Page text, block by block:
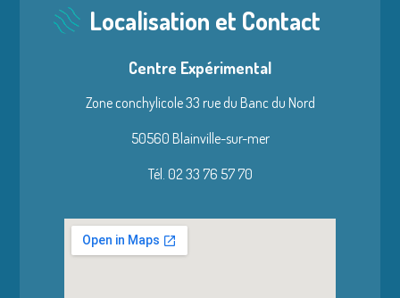
Localisation et Contact
Centre Expérimental
Zone conchylicole 33 rue du Banc du Nord
50560 Blainville-sur-mer
Tél. 02 33 76 57 70